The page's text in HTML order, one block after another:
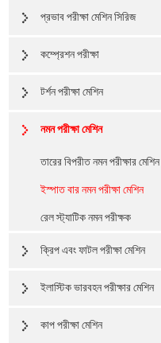
প্রভাব পরীক্ষা মেশিন সিরিজ
কম্প্রেশন পরীক্ষা
টর্শন পরীক্ষা মেশিন
নমন পরীক্ষা মেশিন
তারের বিপরীত নমন পরীক্ষার মেশিন
ইস্পাত বার নমন পরীক্ষা মেশিন
রেল স্ট্যাটিক নমন পরীক্ষক
ক্রিপ এবং ফাটল পরীক্ষা মেশিন
ইলাস্টিক ভারবহন পরীক্ষার মেশিন
কাপ পরীক্ষা মেশিন